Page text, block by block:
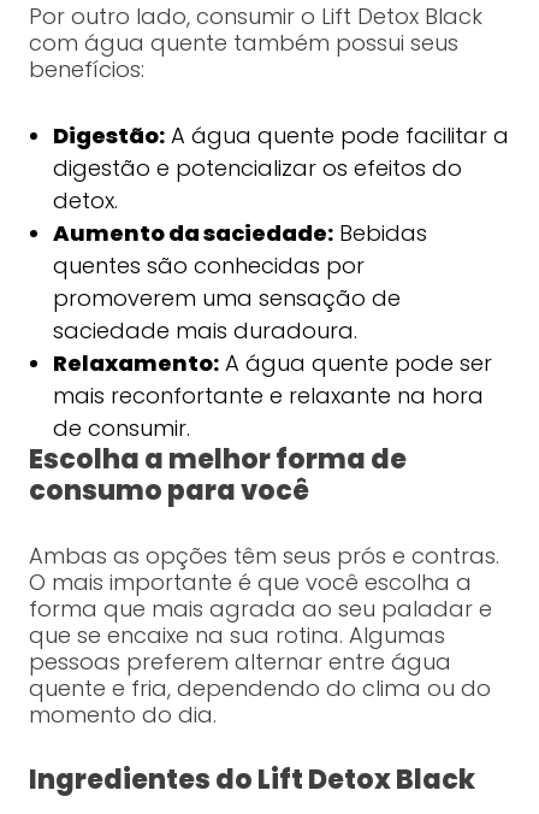
Por outro lado, consumir o Lift Detox Black
com água quente também possui seus
benefícios:
Digestão:A água quente pode facilitar a
digestão e potencializar os efeitos do
detox.
Aumento da saciedade:Bebidas
quentes são conhecidas por
promoverem uma sensação de
saciedade mais duradoura.
Relaxamento:A água quente pode ser
mais reconfortante e relaxante na hora
de consumir.
Escolha a melhor forma de
consumo para você
Ambas as opções têm seus prós e contras.
O mais importante é que você escolha a
forma que mais agrada ao seu paladar e
que se encaixe na sua rotina. Algumas
pessoas preferem alternar entre água
quente e fria, dependendo do clima ou do
momento do dia.
Ingredientes do Lift Detox Black